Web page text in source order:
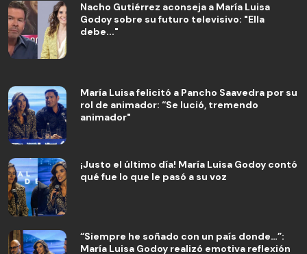
Nacho Gutiérrez aconseja a María Luisa
Godoy sobre su futuro televisivo: "Ella
debe..."
María Luisa felicitó a Pancho Saavedra por su
rol de animador: “Se lució, tremendo
animador"
¡Justo el último día! María Luisa Godoy contó
qué fue lo que le pasó a su voz
“Siempre he soñado con un país donde…”:
María Luisa Godoy realizó emotiva reflexión